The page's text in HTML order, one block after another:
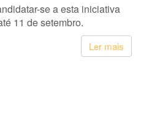
se a esta iniciativa
11 de setembro.
Ler mais